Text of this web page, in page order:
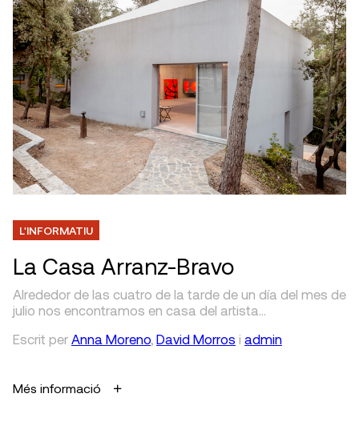
L'INFORMATIU
La Casa Arranz-Bravo
Alrededor de las cuatro de la tarde de un día del mes de
julio nos encontramos en casa del artista…
Escrit per Anna Moreno, David Morros i admin
Més informació